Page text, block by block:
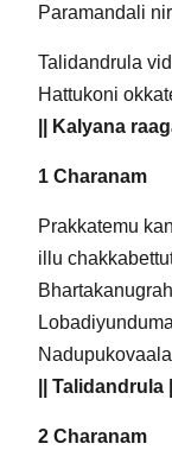
Paramandali
Talidandrula
Hattukoni
|| Kalyana
1 Charanam
Prakkatemu
illu
|| Talidandrula ||
2 Charanam